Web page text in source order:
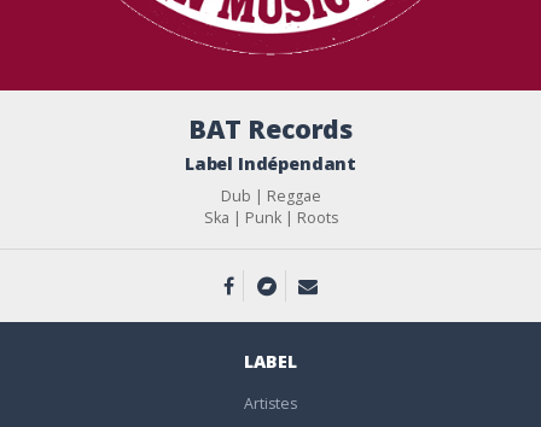
BAT Records
Label Indépendant
Dub | Reggae
Ska | Punk | Roots
LABEL
Artistes